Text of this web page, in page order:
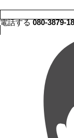
電話する080-3879-